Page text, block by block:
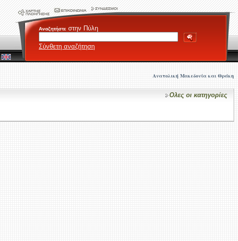
Αναζητήστε στην Πύλη
Σύνθετη αναζήτηση
Ανατολική Μακεδονία και Θράκη
Ολες οι κατηγορίες